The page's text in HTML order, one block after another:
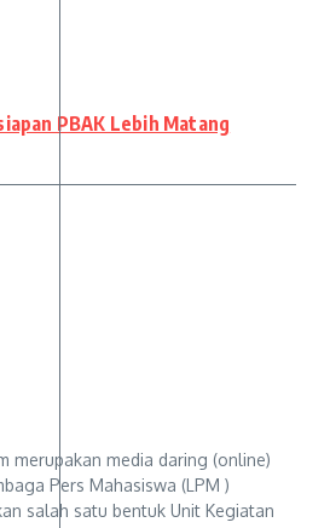
PBAK Lebih Matang
merupakan media daring (online)
Pers Mahasiswa (LPM )
salah satu bentuk Unit Kegiatan